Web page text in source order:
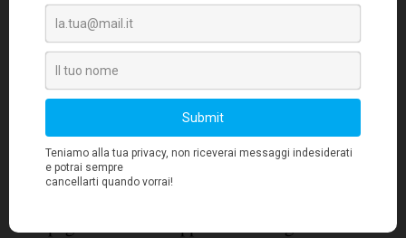
Il programma Tech for Good e il
sostegno continuo